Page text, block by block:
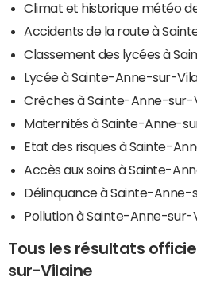
Climat et historique météo
Accidents de la route à
Classement des lycées à
Lycée à Sainte-Anne-sur-
Crèches à Sainte-Anne-sur-
Maternités à Sainte-Anne-
Etat des risques à Sainte-
Accès aux soins à Sainte-
Délinquance à Sainte-Anne-
Pollution à Sainte-Anne-sur-
Tous les résultats
sur-Vilaine